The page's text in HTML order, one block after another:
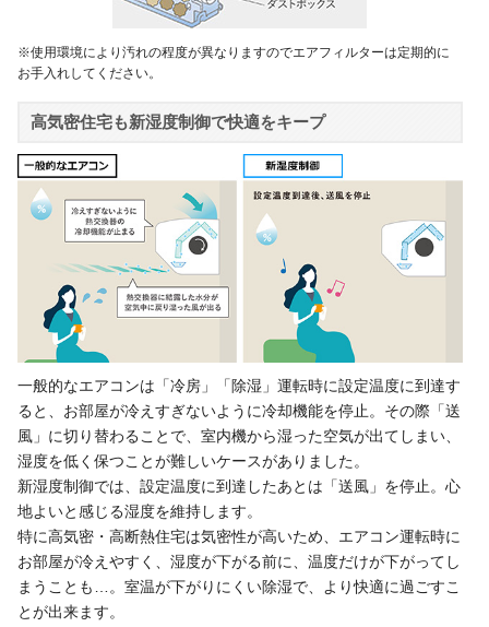
※使用環境により汚れの程度が異なりますのでエアフィルターは定期的に
お手入れしてください。
高気密住宅も新湿度制御で快適をキープ
一般的なエアコンは「冷房」「除湿」運転時に設定温度に到達す
ると、お部屋が冷えすぎないように冷却機能を停止。その際「送
風」に切り替わることで、室内機から湿った空気が出てしまい、
湿度を低く保つことが難しいケースがありました。
新湿度制御では、設定温度に到達したあとは「送風」を停止。心
地よいと感じる湿度を維持します。
特に高気密・高断熱住宅は気密性が高いため、エアコン運転時に
お部屋が冷えやすく、湿度が下がる前に、温度だけが下がってし
まうことも…。室温が下がりにくい除湿で、より快適に過ごすこ
とが出来ます。